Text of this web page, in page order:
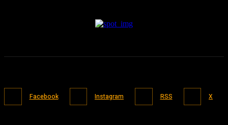
Facebook Instagram RSS X